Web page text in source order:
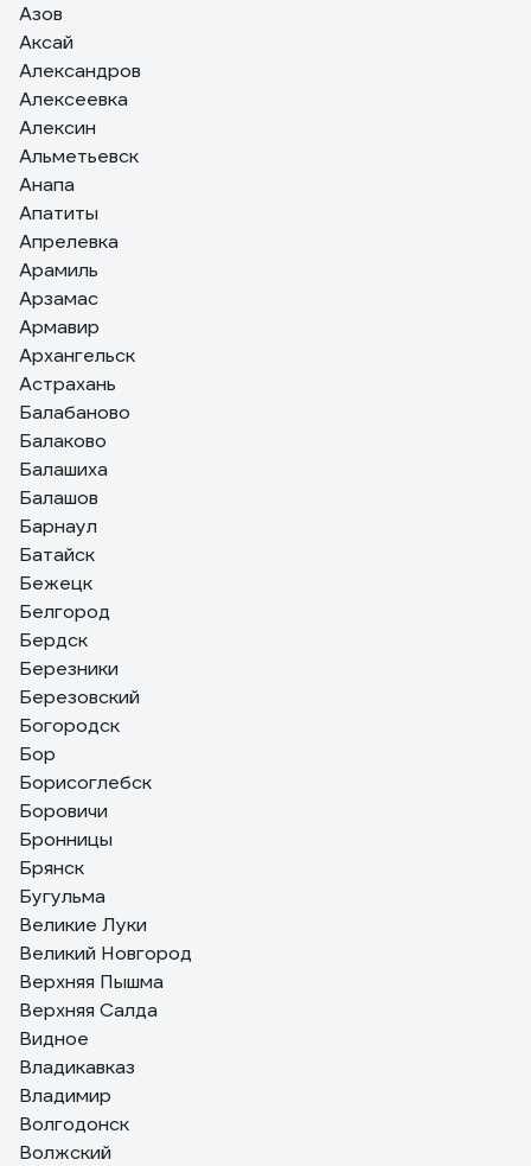
Азов
Аксай
Александров
Алексеевка
Алексин
Альметьевск
Анапа
Апатиты
Апрелевка
Арамиль
Арзамас
Армавир
Архангельск
Астрахань
Балабаново
Балаково
Балашиха
Балашов
Барнаул
Батайск
Бежецк
Белгород
Бердск
Березники
Березовский
Богородск
Бор
Борисоглебск
Боровичи
Бронницы
Брянск
Бугульма
Великие Луки
Великий Новгород
Верхняя Пышма
Верхняя Салда
Видное
Владикавказ
Владимир
Волгодонск
Волжский